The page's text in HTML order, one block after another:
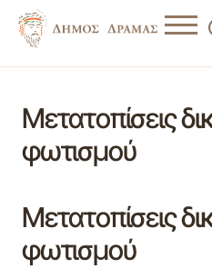
Μετατοπίσεις
φωτισμού
Μετατοπίσεις
φωτισμού